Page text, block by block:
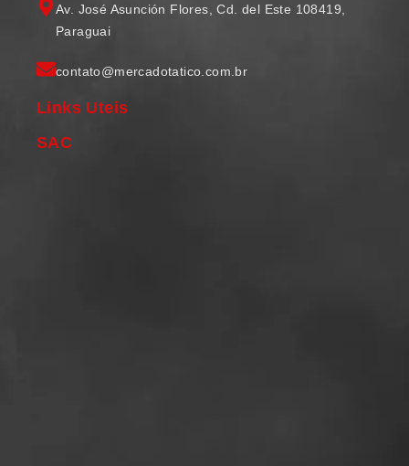
Av. José Asunción Flores, Cd. del Este 108419,
Paraguai
contato@mercadotatico.com.br
Links Uteis
SAC